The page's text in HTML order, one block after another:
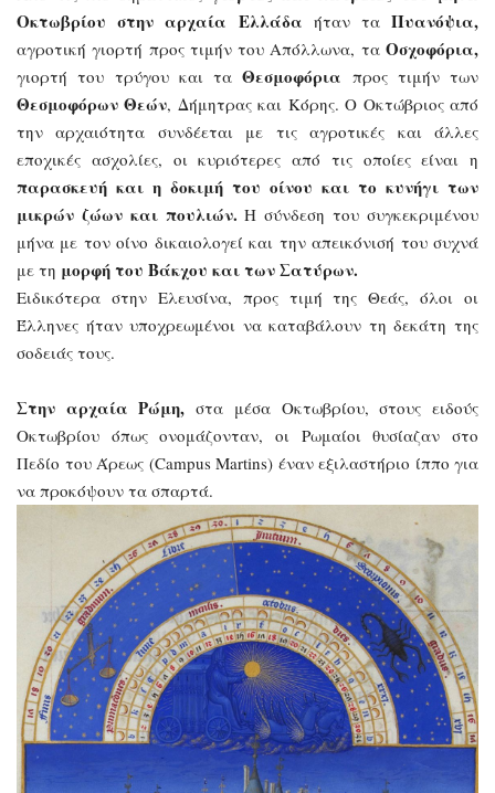
Οκτωβρίου στην αρχαία Ελλάδα ήταν τα Πυανόψια,
αγροτική γιορτή προς τιμήν του Απόλλωνα, τα Οσχοφόρια,
γιορτή του τρύγου και ταΘεσμοφόρια προς τιμήν των
Θεσμοφόρων Θεών, Δήμητρας και Κόρης. Ο Οκτώβριος από
την αρχαιότητα συνδέεται με τις αγροτικές και άλλες
εποχικές ασχολίες, οι κυριότερες από τις οποίες είναι η
παρασκευή και η δοκιμή του οίνου και το κυνήγι των
μικρών ζώων και πουλιών. Η σύνδεση του συγκεκριμένου
μήνα με τον οίνο δικαιολογεί και την απεικόνισή του συχνά
με τη μορφή του Βάκχου και των Σατύρων.
Ειδικότερα στην Ελευσίνα, προς τιμή της Θεάς, όλοι οι
Έλληνες ήταν υποχρεωμένοι να καταβάλουν τη δεκάτη της
σοδειάς τους.
Στην αρχαία Ρώμη, στα μέσα Οκτωβρίου, στους ειδούς
Οκτωβρίου όπως ονομάζονταν, οι Ρωμαίοι θυσίαζαν στο
Πεδίο του Άρεως (Campus Martins) έναν εξιλαστήριο ίππο για
να προκόψουν τα σπαρτά.